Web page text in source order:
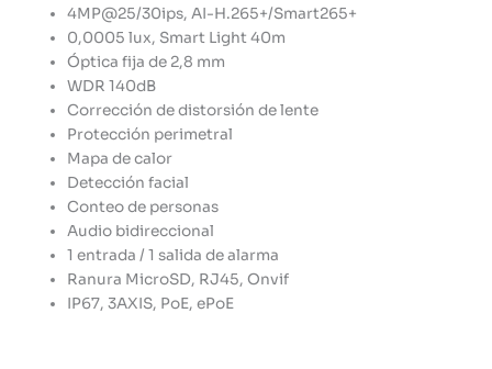
foco
todo
color
cantidad
4MP@25/30ips, AI-H.265+/Smart265+
0,0005 lux, Smart Light 40m
Óptica fija de 2,8 mm
WDR 140dB
Corrección de distorsión de lente
Protección perimetral
Mapa de calor
Detección facial
Conteo de personas
Audio bidireccional
1 entrada / 1 salida de alarma
Ranura MicroSD, RJ45, Onvif
IP67, 3AXIS, PoE, ePoE